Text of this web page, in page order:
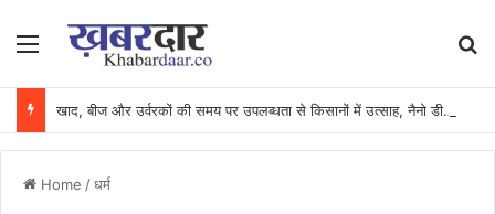
Menu
खाद, बीज और उर्वरकों की समय पर उपलब्धता से किसानों में उत्साह, नैनो डीएपी और नैनो यूरिया बने किसानों के भरोसेमंद कृषि साथी…..
Home /धर्म